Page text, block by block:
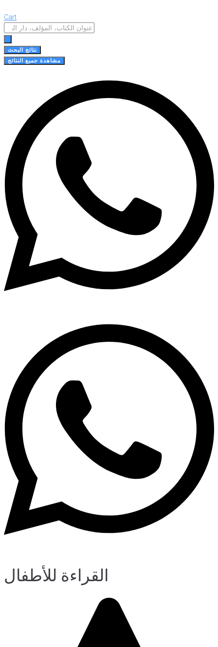
Cart
Search
نتائج البحث
مشاهدة جميع النتائج
القراءة للأطفال